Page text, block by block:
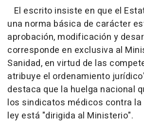
El escrito insiste en que el
una norma básica de carácter
aprobación, modificación y
corresponde en exclusiva al
Sanidad, en virtud de las
atribuye el ordenamiento
destaca que la huelga nacional
los sindicatos médicos contra
ley está "dirigida al Ministerio".